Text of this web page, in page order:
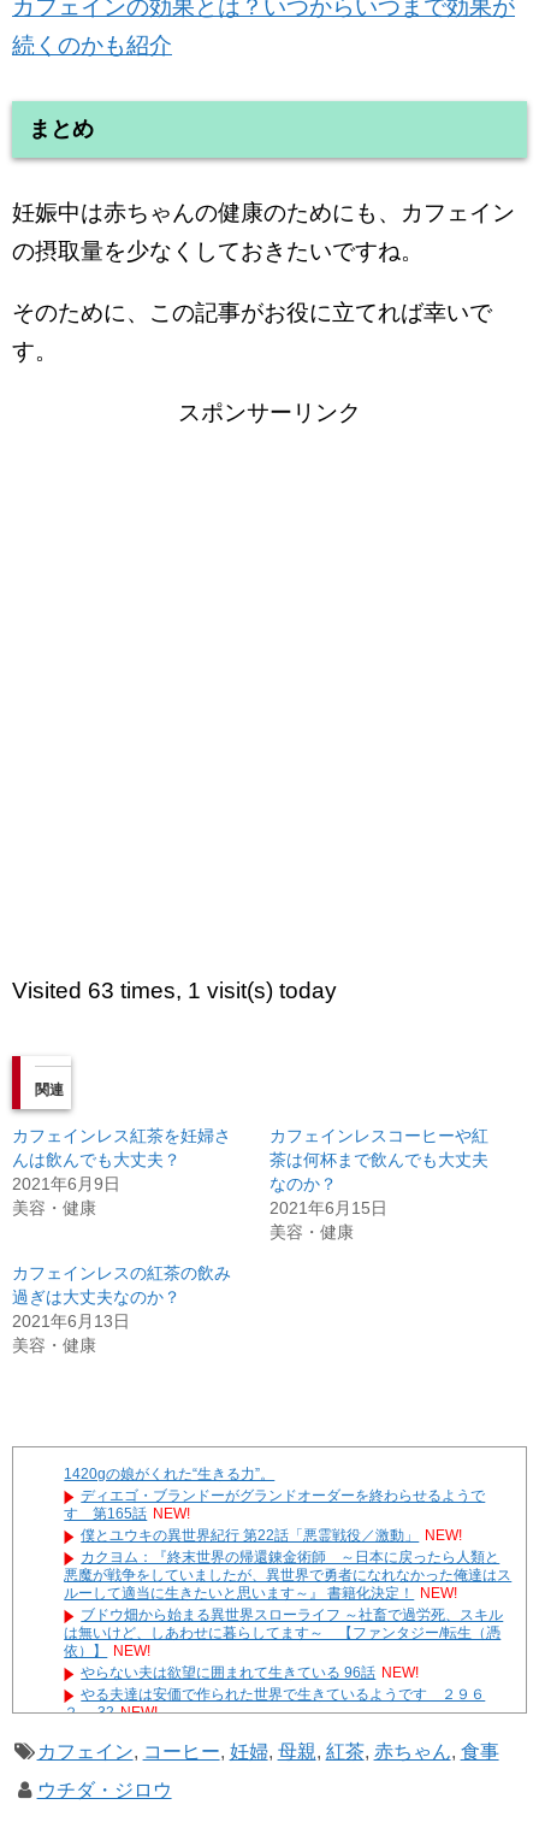
カフェインの効果とは？いつからいつまで効果が
続くのかも紹介
まとめ
妊娠中は赤ちゃんの健康のためにも、カフェイン
の摂取量を少なくしておきたいですね。
そのために、この記事がお役に立てれば幸いで
す。
スポンサーリンク
Visited 63 times, 1 visit(s) today
関連
カフェインレス紅茶を妊婦さ
んは飲んでも大丈夫？
2021年6月9日
美容・健康
カフェインレスコーヒーや紅
茶は何杯まで飲んでも大丈夫
なのか？
2021年6月15日
美容・健康
カフェインレスの紅茶の飲み
過ぎは大丈夫なのか？
2021年6月13日
美容・健康
1420gの娘がくれた“生きる力”。
ディエゴ・ブランドーがグランドオーダーを終わらせるようで
す 第165話 NEW!
僕とユウキの異世界紀行 第22話「悪霊戦役／激動」
NEW!
カクヨム：『終末世界の帰還錬金術師 ～日本に戻ったら人類と
悪魔が戦争をしていましたが、異世界で勇者になれなかった俺達はス
ルーして適当に生きたいと思います～』 書籍化決定！
NEW!
ブドウ畑から始まる異世界スローライフ ～社畜で過労死、スキル
は無いけど、しあわせに暮らしてます～ 【ファンタジー/転生（憑
依）】
NEW!
やらない夫は欲望に囲まれて生きている 96話 NEW!
やる夫達は安価で作られた世界で生きているようです ２９６
２ -32 NEW!
ヒカルの碁：奈瀬明日美（中身：社畜おっさん）は、脳内の
遊☆戯☆王G-WITCH！～水星のクソたぬき～ あとがき
カフェイン, コーヒー, 妊婦, 母親, 紅茶, 赤ちゃん, 食事
ウチダ・ジロウ